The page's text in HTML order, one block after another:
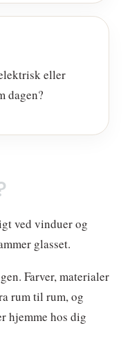
eller
dagen?
ved vinduer og
glasset.
Farver, materialer
rum til rum, og
hjemme hos dig